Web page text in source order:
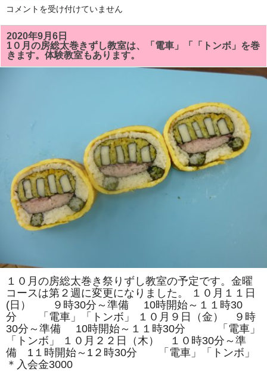
11
の
房
総
太
巻
き
き
ま
す。
体
験
す。
は
コメントを受け付けていません
2020年9月6日
1０月の房総太巻きずし教室は、「電車」「「トンボ」を巻
きます。体験教室もあります。
１０月の房総太巻き祭りずし教室の予定です。金曜
コースは第２週に変更になりました。 １０月１１日
(日） ９時30分～準備 10時開始～１１時30
分 「電車」「トンボ」 １０月９日（金） ９時
30分～準備 10時開始～１１時30分 「電車」
「トンボ」 １０月２２日（木） １０時30分～準
備 1１時開始～1２時30分 「電車」「トンボ」
＊入会金3000